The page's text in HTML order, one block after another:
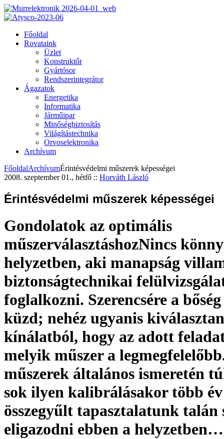
Főoldal
Rovataink
Üzlet
Konstruktőr
Gyártósor
Rendszerintegrátor
Ágazatok
Energetika
Informatika
Járműipar
Minőségbiztosítás
Világítástechnika
Orvoselektronika
Archívum
FőoldalArchívumÉrintésvédelmi műszerek képességei
2008. szeptember 01., hétfő :: Horváth László
Érintésvédelmi műszerek képességei
Gondolatok az optimális
műszerválasztáshozNincs
helyzetben, aki manapság
biztonságtechnikai
foglalkozni. Szerencsére a
küzd; nehéz ugyanis
kínálatból, hogy az adott
melyik műszer a
műszerek általános ismeretén
sok ilyen kalibrálásakor több
összegyűlt tapasztalatunk talán
eligazodni ebben a helyzetben…